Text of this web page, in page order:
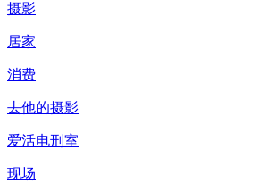
摄影
居家
消费
去他的摄影
爱活电刑室
现场